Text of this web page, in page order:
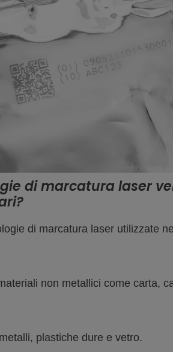
di marcatura laser
di marcatura laser utilizzate
non metallici come carta,
plastiche dure e vetro.